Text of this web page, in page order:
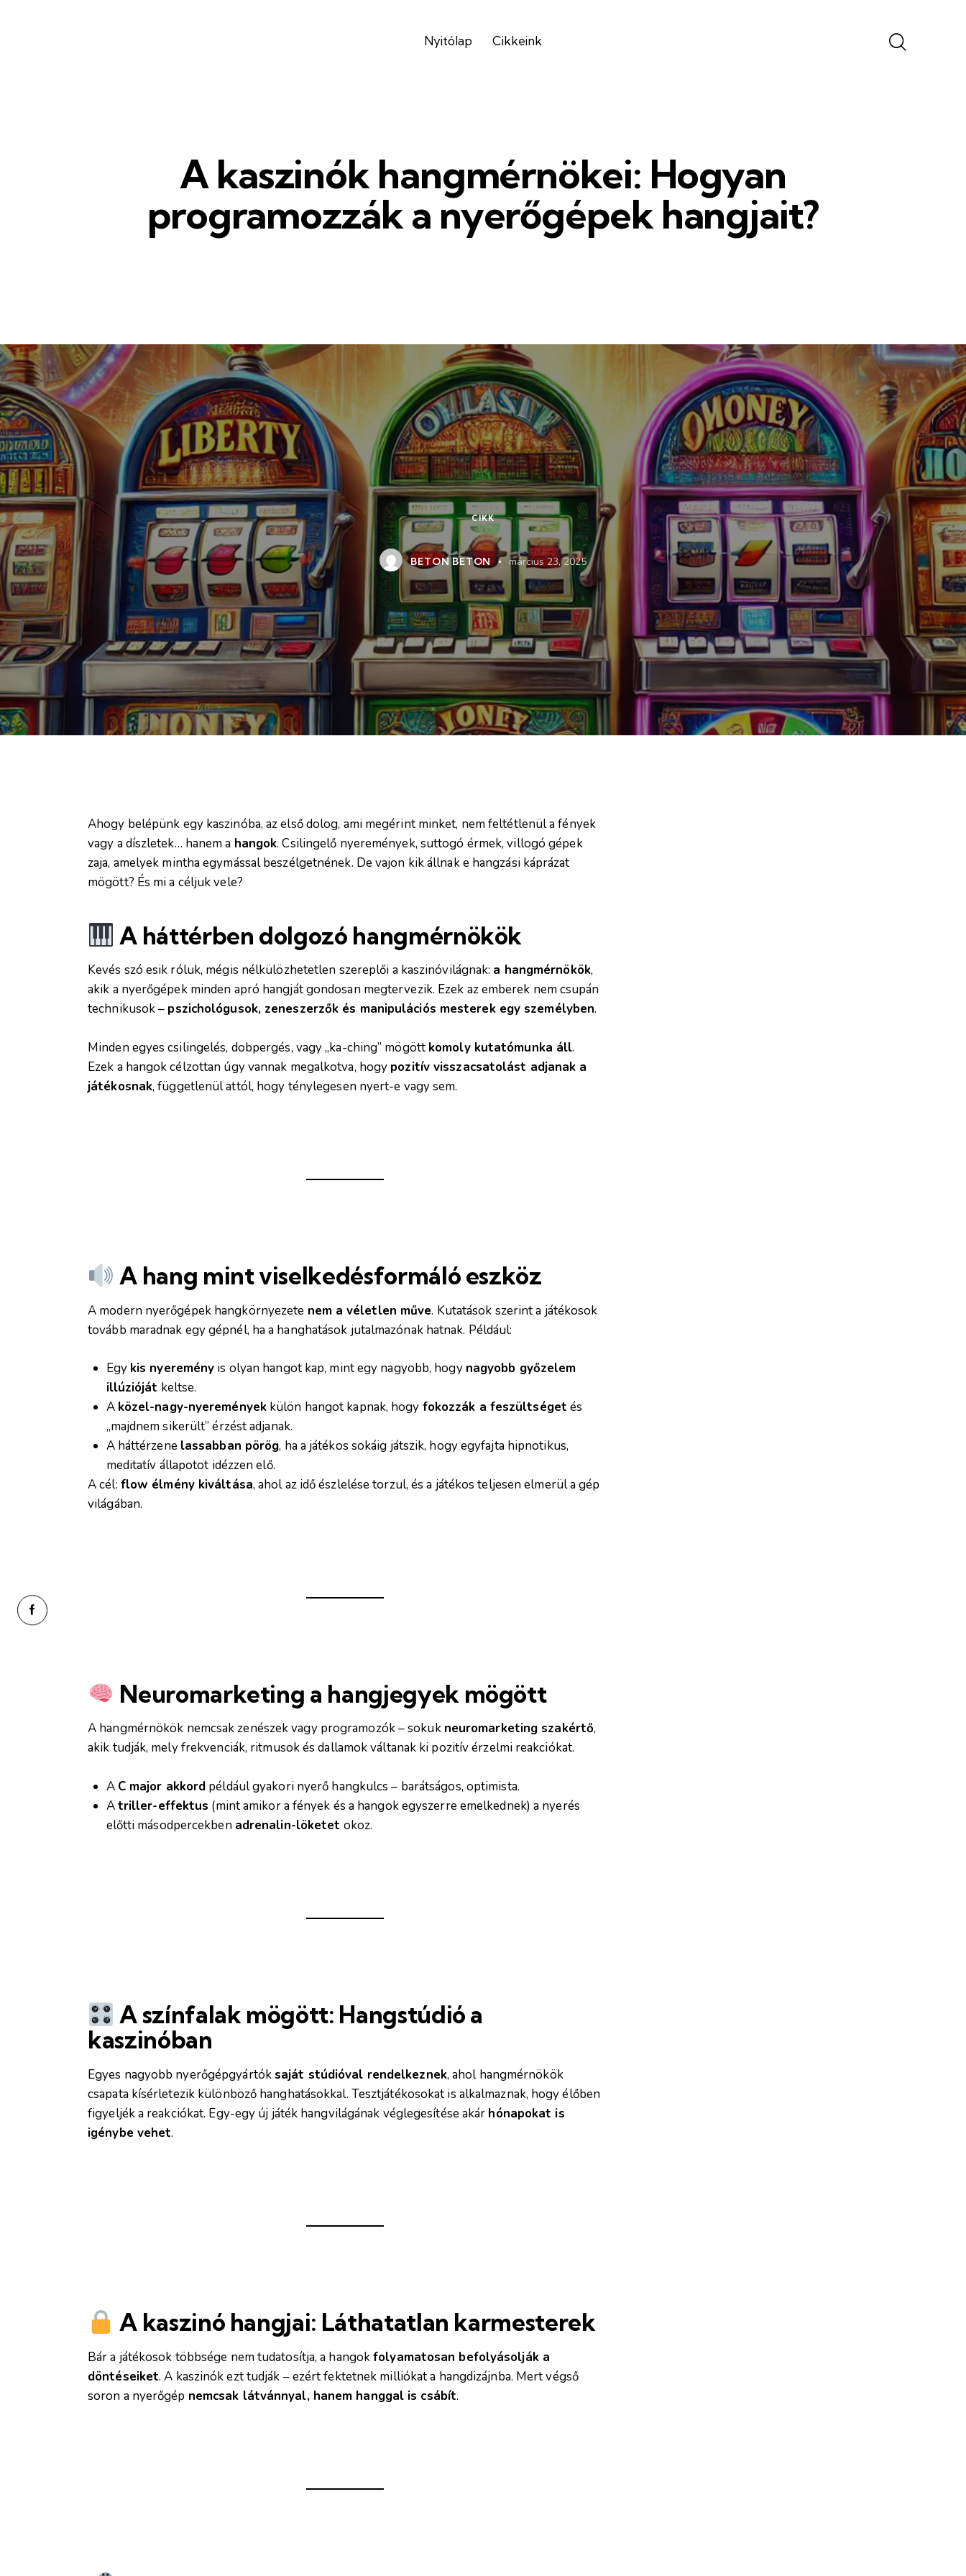
Nyitólap Cikkeink
A kaszinók hangmérnökei: Hogyan
programozzák a nyerőgépek hangjait?
CIKK
BETON BETON március 23, 2025
Ahogy belépünk egy kaszinóba, az első dolog, ami megérint minket, nem feltétlenül a fények
vagy a díszletek… hanem a hangok. Csilingelő nyeremények, suttogó érmek, villogó gépek
zaja, amelyek mintha egymással beszélgetnének. De vajon kik állnak e hangzási káprázat
mögött? És mi a céljuk vele?
A háttérben dolgozó hangmérnökök
Kevés szó esik róluk, mégis nélkülözhetetlen szereplői a kaszinóvilágnak: a hangmérnökök,
akik a nyerőgépek minden apró hangját gondosan megtervezik. Ezek az emberek nem csupán
technikusok – pszichológusok, zeneszerzők és manipulációs mesterek egy személyben.
Minden egyes csilingelés, dobpergés, vagy „ka-ching” mögött komoly kutatómunka áll.
Ezek a hangok célzottan úgy vannak megalkotva, hogy pozitív visszacsatolást adjanak a
játékosnak, függetlenül attól, hogy ténylegesen nyert-e vagy sem.
A hang mint viselkedésformáló eszköz
A modern nyerőgépek hangkörnyezete nem a véletlen műve. Kutatások szerint a játékosok
tovább maradnak egy gépnél, ha a hanghatások jutalmazónak hatnak. Például:
Egy kis nyeremény is olyan hangot kap, mint egy nagyobb, hogy nagyobb győzelem
illúzióját keltse.
A közel-nagy-nyereményekkülön hangot kapnak, hogy fokozzák a feszültséget és
„majdnem sikerült” érzést adjanak.
A háttérzene lassabban pörög, ha a játékos sokáig játszik, hogy egyfajta hipnotikus,
meditatív állapotot idézzen elő.
A cél: flow élmény kiváltása, ahol az idő észlelése torzul, és a játékos teljesen elmerül a gép
világában.
Neuromarketing a hangjegyek mögött
A hangmérnökök nemcsak zenészek vagy programozók – sokuk neuromarketing szakértő,
akik tudják, mely frekvenciák, ritmusok és dallamok váltanak ki pozitív érzelmi reakciókat.
A C major akkord például gyakori nyerő hangkulcs – barátságos, optimista.
Atriller-effektus (mint amikor a fények és a hangok egyszerre emelkednek) a nyerés
előtti másodpercekben adrenalin-löketet okoz.
A színfalak mögött: Hangstúdió a
kaszinóban
Egyes nagyobb nyerőgépgyártóksaját stúdióval rendelkeznek, ahol hangmérnökök
csapata kísérletezik különböző hanghatásokkal. Tesztjátékosokat is alkalmaznak, hogy élőben
figyeljék a reakciókat. Egy-egy új játék hangvilágának véglegesítése akár hónapokat is
igénybe vehet.
A kaszinó hangjai: Láthatatlan karmesterek
Bár a játékosok többsége nem tudatosítja, a hangokfolyamatosan befolyásolják a
döntéseiket. A kaszinók ezt tudják – ezért fektetnek milliókat a hangdizájnba. Mert végső
soron a nyerőgép nemcsak látvánnyal, hanem hanggal is csábít.